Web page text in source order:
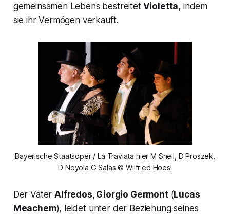
gemeinsamen Lebens bestreitetVioletta, indem
sie ihr Vermögen verkauft.
Bayerische Staatsoper / La Traviata hier M Snell, D Proszek,
D Noyola G Salas © Wilfried Hoesl
Der VaterAlfredos, Giorgio Germont(Lucas
Meachem), leidet unter der Beziehung seines